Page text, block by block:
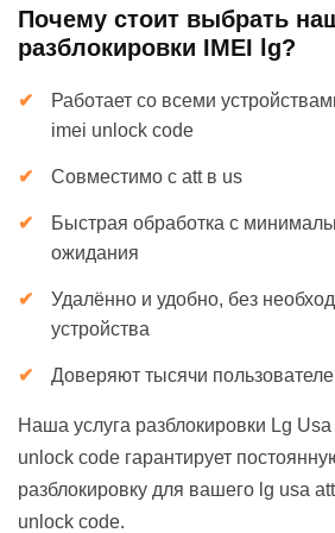
Почему стоит выбрать
разблокировки IMEI lg?
Работает со всеми
imei unlock code
Совместимо с att в us
Быстрая обработка с
ожидания
Удалённо и удобно, без
устройства
Доверяют тысячи
Наша услуга разблокировки Lg
unlock code гарантирует
разблокировку для вашего lg usa
unlock code.